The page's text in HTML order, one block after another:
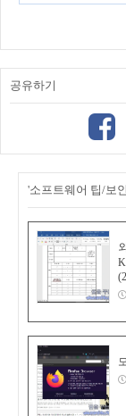
공유하기
'소프트웨어 팁/보